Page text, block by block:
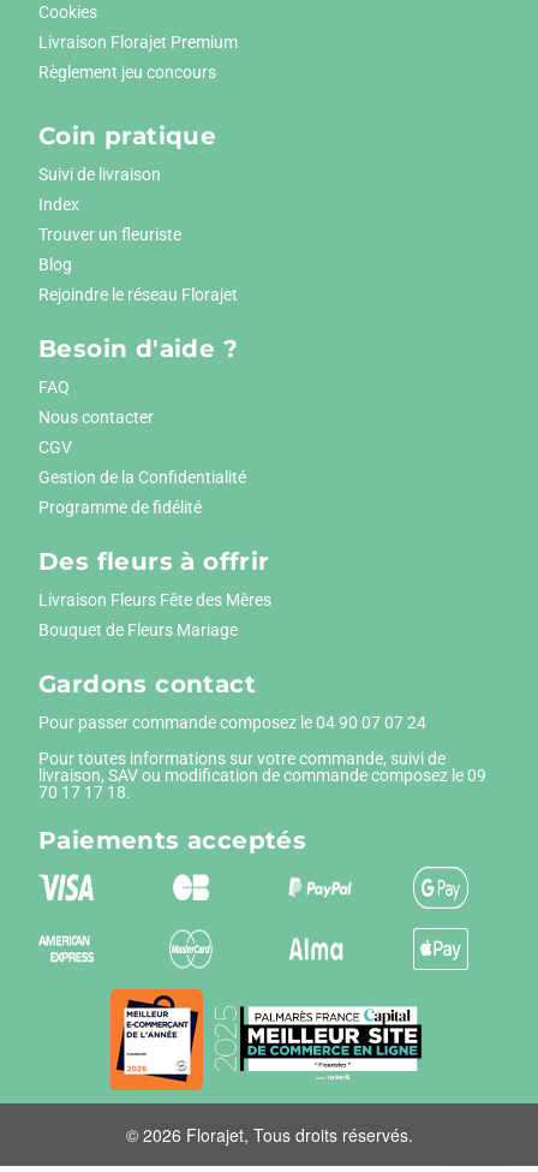
Cookies
Livraison Florajet Premium
Règlement jeu concours
Coin pratique
Suivi de livraison
Index
Trouver un fleuriste
Blog
Rejoindre le réseau Florajet
Besoin d'aide ?
FAQ
Nous contacter
CGV
Gestion de la Confidentialité
Programme de fidélité
Des fleurs à offrir
Livraison Fleurs Fête des Mères
Bouquet de Fleurs Mariage
Gardons contact
Pour passer commande composez le04 90 07 07 24
Pour toutes informations sur votre commande, suivi de
livraison, SAV ou modification de commande composez le 09
70 17 17 18.
Paiements acceptés
© 2026 Florajet, Tous droits réservés.